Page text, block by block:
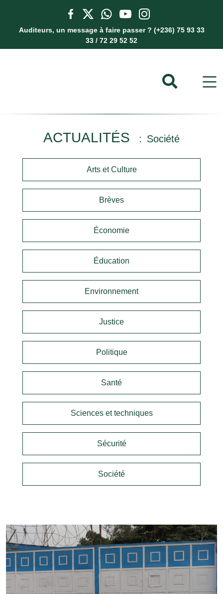
Auditeurs, un message à faire passer ? (+236) 75 93 33
33 / 72 29 52 52
ACTUALITÉS Société
Arts et Culture
Brèves
Économie
Éducation
Environnement
Justice
Politique
Santé
Sciences et techniques
Sécurité
Société